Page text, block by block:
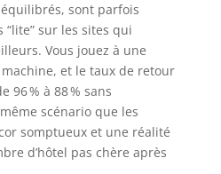
sont parfois
“lite” sur les sites qui
Vous jouez à une
et le taux de retour
96 % à 88 % sans
scénario que les
somptueux et une réalité
d’hôtel pas chère après